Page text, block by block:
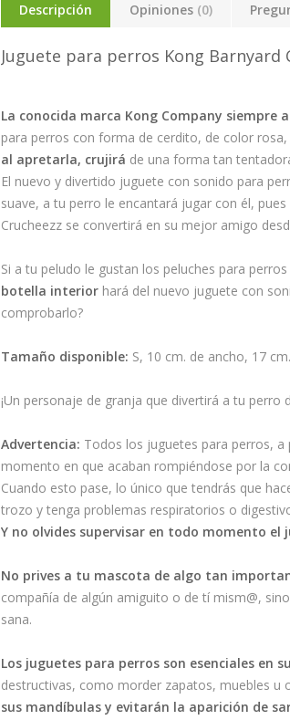
Descripción Opiniones (0)
Juguete para perros Kong Barnyard
La conocida marca Kong Company
para perros con forma de cerdito, de color rosa,
al apretarla, crujirá de una forma tan
El nuevo y divertido juguete con sonido para
suave, a tu perro le encantará jugar con él, pues
Crucheezz se convertirá en su mejor amigo
Si a tu peludo le gustan los peluches para
botella interior hará del nuevo juguete con
comprobarlo?
Tamaño disponible: S, 10 cm. de ancho, 17
¡Un personaje de granja que divertirá a tu perro
Advertencia: Todos los juguetes para perros,
momento en que acaban rompiéndose por la
Cuando esto pase, lo único que tendrás que
trozo y tenga problemas respiratorios o
Y no olvides supervisar en todo momento el
No prives a tu mascota de algo tan
compañía de algún amiguito o de tí mism@,
sana.
Los juguetes para perros son esenciales en
destructivas, como morder zapatos, muebles
sus mandíbulas y evitarán la aparición de